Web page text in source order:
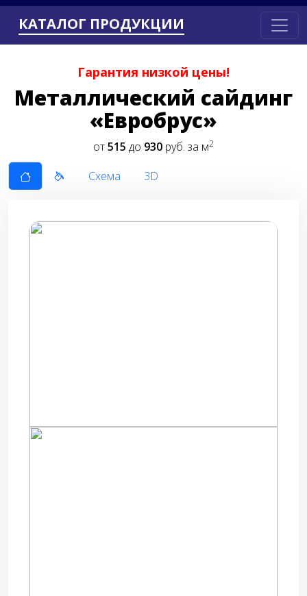
КАТАЛОГ ПРОДУКЦИИ
Гарантия низкой цены!
Металлический сайдинг
«Евробрус»
от515 до 930 руб. за м2
Схема 3D